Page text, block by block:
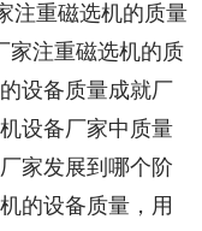
注重磁选机的质量
家注重磁选机的质
设备质量成就厂
设备厂家中质量
家发展到哪个阶
的设备质量，用